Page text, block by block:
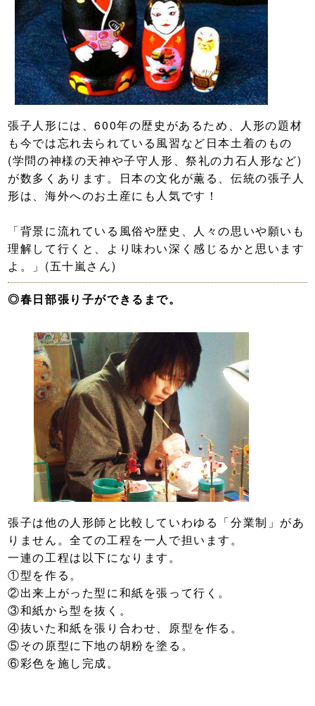
張子人形には、600年の歴史があるため、人形の題材
も今では忘れ去られている風習など日本土着のもの
(学問の神様の天神や子守人形、祭礼の力石人形など)
が数多くあります。日本の文化が薫る、伝統の張子人
形は、海外へのお土産にも人気です！
「背景に流れている風俗や歴史、人々の思いや願いも
理解して行くと、より味わい深く感じるかと思います
よ。」(五十嵐さん)
◎春日部張り子ができるまで。
張子は他の人形師と比較していわゆる「分業制」があ
りません。全ての工程を一人で担います。
一連の工程は以下になります。
①型を作る。
②出来上がった型に和紙を張って行く。
③和紙から型を抜く。
④抜いた和紙を張り合わせ、原型を作る。
⑤その原型に下地の胡粉を塗る。
⑥彩色を施し完成。